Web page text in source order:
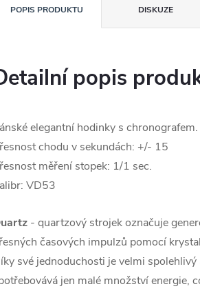
POPIS PRODUKTU DISKUZE
popis
elegantní hodinky s chronografem.
chodu v sekundách: +/- 15
měření stopek: 1/1 sec.
VD53
- quartzový strojek označuje
časových impulzů pomocí
své jednoduchosti je velmi spolehlivý
jen malé množství energie,